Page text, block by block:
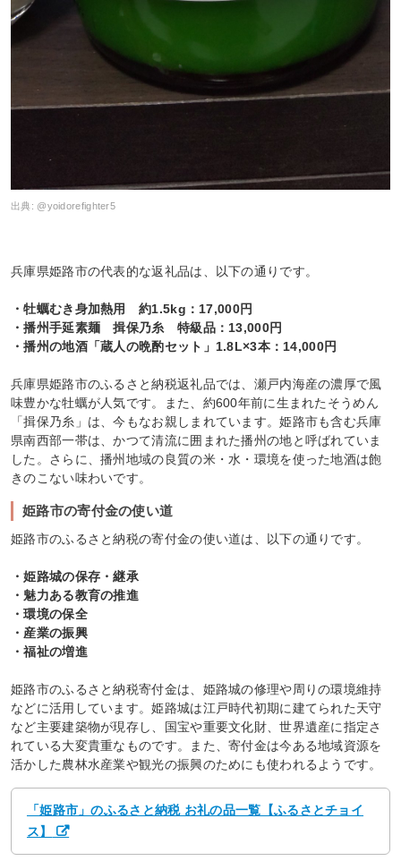
出典: @yoidorefighter5
兵庫県姫路市の代表的な返礼品は、以下の通りです。
・牡蠣むき身加熱用 約1.5kg：17,000円
・播州手延素麺 揖保乃糸 特級品：13,000円
・播州の地酒「蔵人の晩酌セット」1.8L×3本：14,000円
兵庫県姫路市のふるさと納税返礼品では、瀬戸内海産の濃厚で風
味豊かな牡蠣が人気です。また、約600年前に生まれたそうめん
「揖保乃糸」は、今もなお親しまれています。姫路市も含む兵庫
県南西部一帯は、かつて清流に囲まれた播州の地と呼ばれていま
した。さらに、播州地域の良質の米・水・環境を使った地酒は飽
きのこない味わいです。
姫路市の寄付金の使い道
姫路市のふるさと納税の寄付金の使い道は、以下の通りです。
・姫路城の保存・継承
・魅力ある教育の推進
・環境の保全
・産業の振興
・福祉の増進
姫路市のふるさと納税寄付金は、姫路城の修理や周りの環境維持
などに活用しています。姫路城は江戸時代初期に建てられた天守
など主要建築物が現存し、国宝や重要文化財、世界遺産に指定さ
れている大変貴重なものです。また、寄付金は今ある地域資源を
活かした農林水産業や観光の振興のためにも使われるようです。
「姫路市」のふるさと納税 お礼の品一覧【ふるさとチョイ
ス】